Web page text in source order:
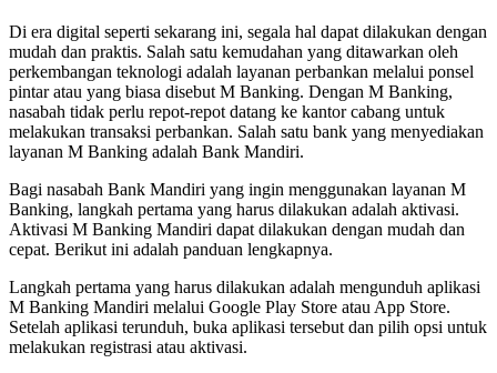
Di era digital seperti sekarang ini, segala hal dapat dilakukan dengan
mudah dan praktis. Salah satu kemudahan yang ditawarkan oleh
perkembangan teknologi adalah layanan perbankan melalui ponsel
pintar atau yang biasa disebut M Banking. Dengan M Banking,
nasabah tidak perlu repot-repot datang ke kantor cabang untuk
melakukan transaksi perbankan. Salah satu bank yang menyediakan
layanan M Banking adalah Bank Mandiri.
Bagi nasabah Bank Mandiri yang ingin menggunakan layanan M
Banking, langkah pertama yang harus dilakukan adalah aktivasi.
Aktivasi M Banking Mandiri dapat dilakukan dengan mudah dan
cepat. Berikut ini adalah panduan lengkapnya.
Langkah pertama yang harus dilakukan adalah mengunduh aplikasi
M Banking Mandiri melalui Google Play Store atau App Store.
Setelah aplikasi terunduh, buka aplikasi tersebut dan pilih opsi untuk
melakukan registrasi atau aktivasi.